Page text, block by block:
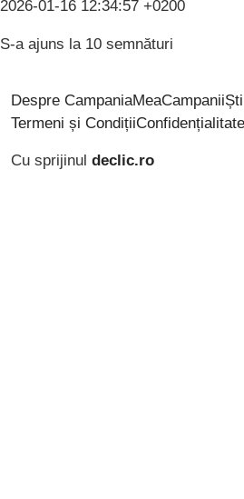
2026-01-16 12:34:57 +0200
S-a ajuns la 10 semnături
Despre CampaniaMeaCampanii
Termeni și CondițiiConfidențialitate
Cu sprijinul declic.ro